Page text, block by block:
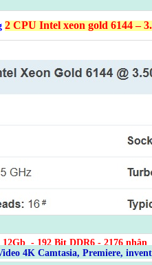
2 CPU Intel xeon gold 6144 –
- 192Bit DDR6 - 2176 nhân
4K Camtasia, Premiere,